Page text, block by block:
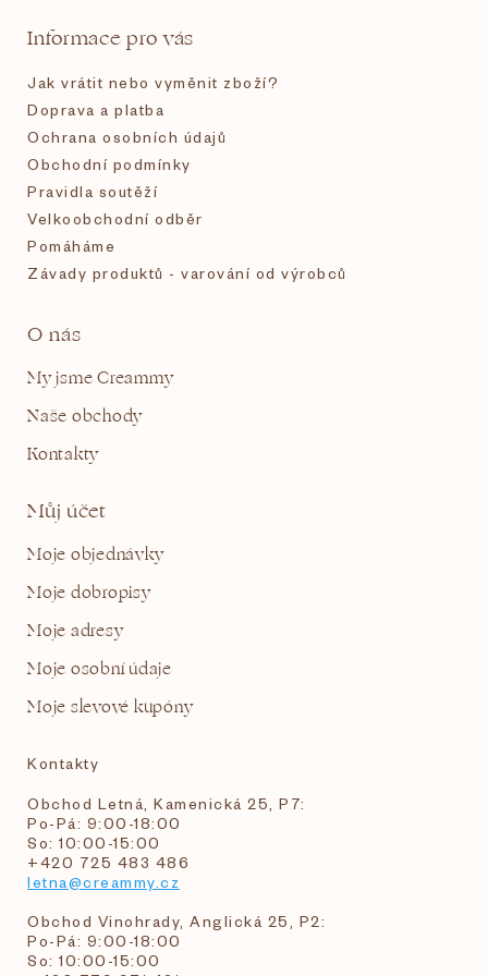
Informace pro vás
Jak vrátit nebo vyměnit zboží?
Doprava a platba
Ochrana osobních údajů
Obchodní podmínky
Pravidla soutěží
Velkoobchodní odběr
Pomáháme
Závady produktů - varování od výrobců
O nás
My jsme Creammy
Naše obchody
Kontakty
Můj účet
Moje objednávky
Moje dobropisy
Moje adresy
Moje osobní údaje
Moje slevové kupóny
Kontakty
Obchod Letná, Kamenická 25, P7:
Po-Pá: 9:00-18:00
So: 10:00-15:00
+420 725 483 486
letna@creammy.cz
Obchod Vinohrady, Anglická 25, P2:
Po-Pá: 9:00-18:00
So: 10:00-15:00